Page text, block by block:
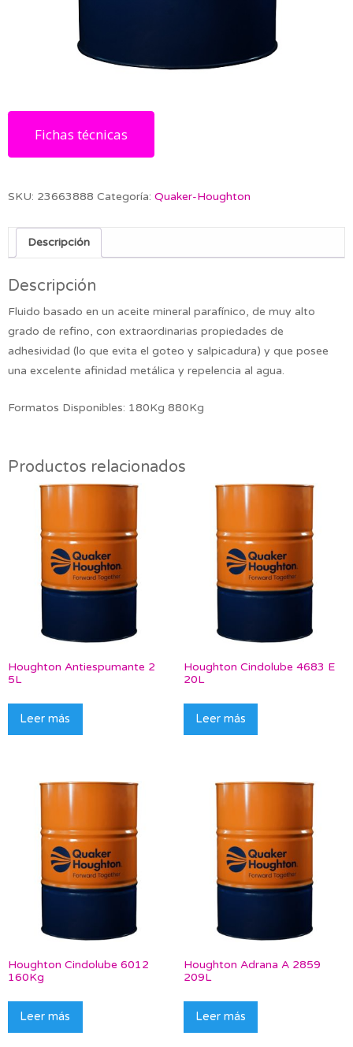
Fichas técnicas
SKU: 23663888 Categoría: Quaker-Houghton
Descripción
Descripción
Fluido basado en un aceite mineral parafínico, de muy alto
grado de refino, con extraordinarias propiedades de
adhesividad (lo que evita el goteo y salpicadura) y que posee
una excelente afinidad metálica y repelencia al agua.
Formatos Disponibles: 180Kg 880Kg
Productos relacionados
Houghton Antiespumante 2
5L
Leer más
Houghton Cindolube 4683 E
20L
Leer más
Houghton Cindolube 6012
160Kg
Leer más
Houghton Adrana A 2859
209L
Leer más